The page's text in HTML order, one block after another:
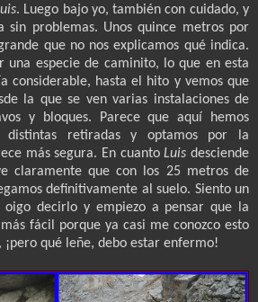
. Luego bajo yo, también con cuidado, y
sin problemas. Unos quince metros por
que no nos explicamos qué indica.
una especie de caminito, lo que en esta
considerable, hasta el hito y vemos que
la que se ven varias instalaciones de
y bloques. Parece que aquí hemos
distintas retiradas y optamos por la
más segura. En cuantoLuisdesciende
claramente que con los 25 metros de
definitivamente al suelo. Siento un
decirlo y empiezo a pensar que la
fácil porque ya casi me conozco esto
qué leñe, debo estar enfermo!